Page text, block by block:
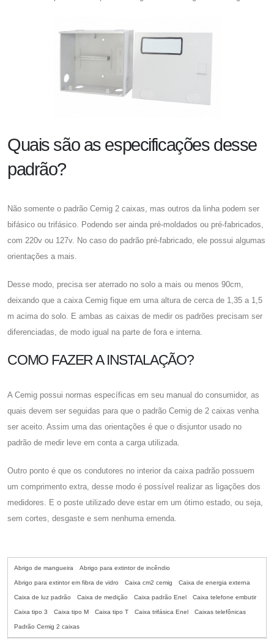
Quais são as especificações desse
padrão?
Não somente o padrão Cemig 2 caixas, mas outros da linha podem ser
bifásico ou trifásico. Podendo ser ainda pré-moldados ou pré-fabricados,
com 220v ou 127v. No caso do padrão pré-fabricado, ele possui algumas
orientações a mais.
Desse modo, precisa ser aterrado no solo a mais ou menos 90cm,
deixando que a caixa Cemig fique em uma altura de cerca de 1,35 a 1,5
m acima do solo. E ambas as caixas de medir os padrões precisam ser
diferenciadas, de modo igual na parte de fora e interna.
COMO FAZER A INSTALAÇÃO?
A Cemig possui normas específicas em seu manual do consumidor, as
quais devem ser seguidas para que o padrão Cemig de 2 caixas venha
ser aceito. Assim uma das orientações é que o disjuntor usado no
padrão de medir leve em conta a carga utilizada.
Outro ponto é que os condutores no interior da caixa padrão possuem
um comprimento extra, desse modo é possível realizar as ligações dos
medidores. E o poste utilizado deve estar em um ótimo estado, ou seja,
sem cortes, desgaste e sem nenhuma emenda.
Abrigo de mangueira Abrigo para extintor de incêndio
Abrigo para extintor em fibra de vidro Caixa cm2 cemig Caixa de energia externa
Caixa de luz padrão Caixa de medição Caixa padrão Enel Caixa telefone embutir
Caixa tipo 3 Caixa tipo M Caixa tipo T Caixa trifásica Enel Caixas telefônicas
Padrão Cemig 2 caixas